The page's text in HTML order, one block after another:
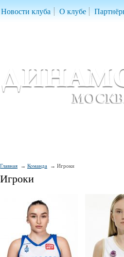
Новости клуба О клубе
Главная Команда Игроки
Игроки